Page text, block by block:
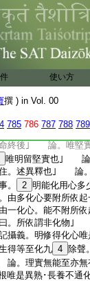
使い方
撰 ) in Vol. 00
785 786 787 788 789
若一化主至諸所化亦
也｣ 論。此但説餘
餘化語｣ 論。發語
也｣ 論。由先願力
留化別起語心。起語
化心。如 27 是從威
。若剋性説是通果心
。有是發語心。二心
儀･工巧心。以欲界
･工巧心故。梵王作
終後｣ 論。唯堅實
唯明留堅實也｣ 論
。述異釋也｣ 論。
。 2 明能化用心多
由多化心要附所依
一化心。能不附所
。所依謂非化物｣
攝義。明修得化心
得等至化九 4 除聲
。理實無能至亦無
唯是異熟･長養不通